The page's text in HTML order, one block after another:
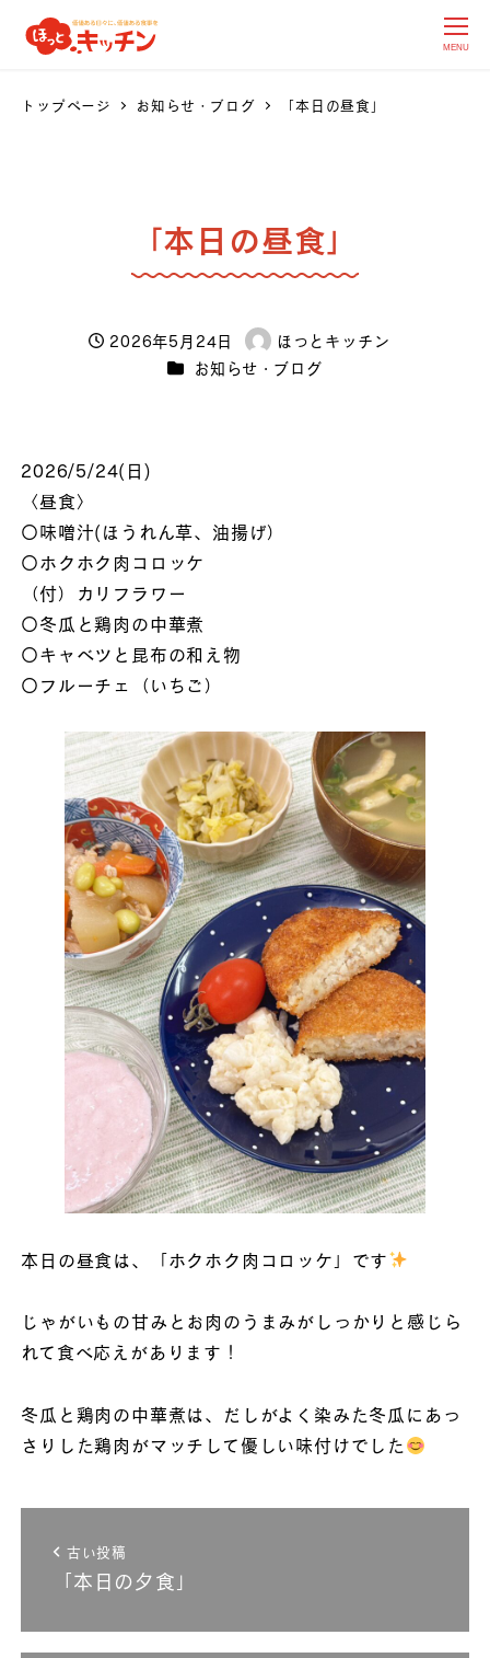
MENU
トップページ お知らせ・ブログ 「本日の昼食」
「本日の昼食」
投稿日
2026年5月24日
著
者
ほっとキッチン
カテゴリー
お知らせ・ブログ
2026/5/24(日)
〈昼食〉
〇味噌汁(ほうれん草、油揚げ）
〇ホクホク肉コロッケ
（付）カリフラワー
〇冬瓜と鶏肉の中華煮
〇キャベツと昆布の和え物
〇フルーチェ（いちご）
本日の昼食は、「ホクホク肉コロッケ」です
じゃがいもの甘みとお肉のうまみがしっかりと感じら
れて食べ応えがあります！
冬瓜と鶏肉の中華煮は、だしがよく染みた冬瓜にあっ
さりした鶏肉がマッチして優しい味付けでした
古い投稿
「本日の夕食」